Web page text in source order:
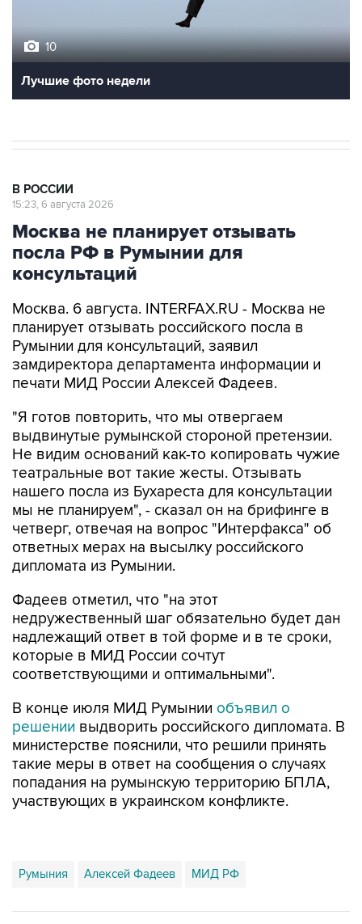
10
Лучшие фото недели
В РОССИИ
15:23, 6 августа 2026
Москва не планирует отзывать
посла РФ в Румынии для
консультаций
Москва. 6 августа. INTERFAX.RU - Москва не
планирует отзывать российского посла в
Румынии для консультаций, заявил
замдиректора департамента информации и
печати МИД России Алексей Фадеев.
"Я готов повторить, что мы отвергаем
выдвинутые румынской стороной претензии.
Не видим оснований как-то копировать чужие
театральные вот такие жесты. Отзывать
нашего посла из Бухареста для консультации
мы не планируем", - сказал он на брифинге в
четверг, отвечая на вопрос "Интерфакса" об
ответных мерах на высылку российского
дипломата из Румынии.
Фадеев отметил, что "на этот
недружественный шаг обязательно будет дан
надлежащий ответ в той форме и в те сроки,
которые в МИД России сочтут
соответствующими и оптимальными".
В конце июля МИД Румынии объявил о
решении выдворить российского дипломата. В
министерстве пояснили, что решили принять
такие меры в ответ на сообщения о случаях
попадания на румынскую территорию БПЛА,
участвующих в украинском конфликте.
Румыния Алексей Фадеев МИД РФ